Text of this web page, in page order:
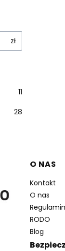
zł
11
28
Linki
O NAS
Kontakt
O nas
Regulamin
RODO
Blog